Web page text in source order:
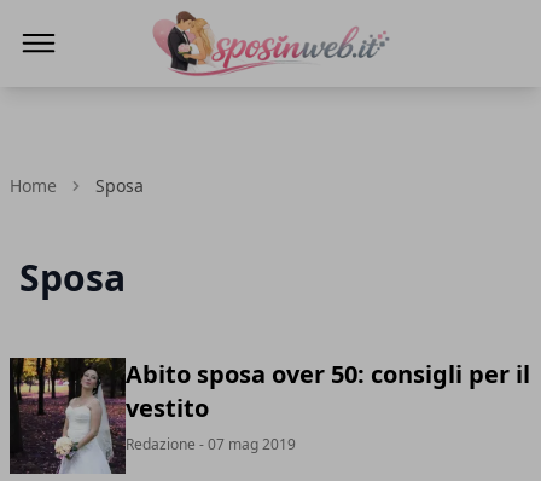
Home Sposa
Sposa
Abito sposa over 50: consigli per il
vestito
Redazione - 07 mag 2019